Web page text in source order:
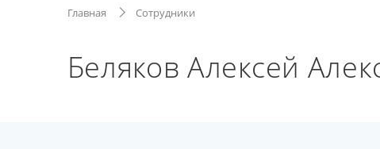
Главная Сотрудники
Беляков Алексей